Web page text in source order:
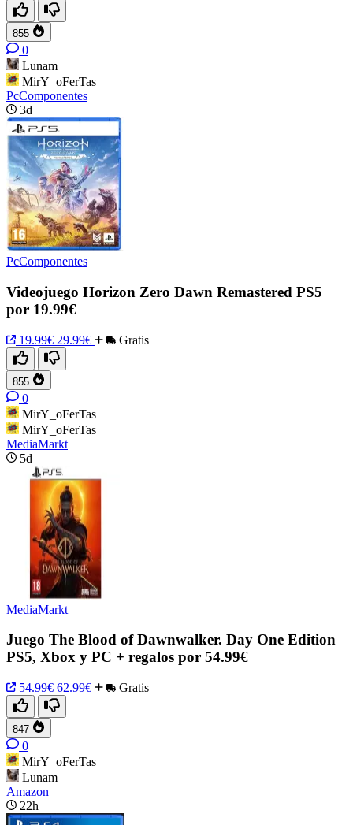
855
0
Lunam
MirY_oFerTas
PcComponentes
3d
PcComponentes
Videojuego Horizon Zero Dawn Remastered PS5
por 19.99€
19.99€ 29.99€ Gratis
855
0
MirY_oFerTas
MirY_oFerTas
MediaMarkt
5d
MediaMarkt
Juego The Blood of Dawnwalker. Day One Edition
PS5, Xbox y PC + regalos por 54.99€
54.99€ 62.99€ Gratis
847
0
MirY_oFerTas
Lunam
Amazon
22h